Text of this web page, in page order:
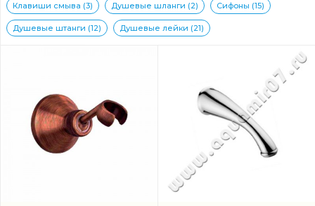
Клавиши смыва (3) Душевые шланги (2) Сифоны (15)
Душевые штанги (12) Душевые лейки (21)